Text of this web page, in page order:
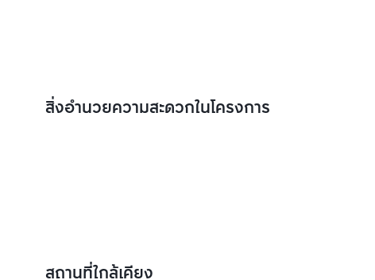
สิ่งอำนวยความสะดวกในโครงการ
สถานที่ใกล้เคียง